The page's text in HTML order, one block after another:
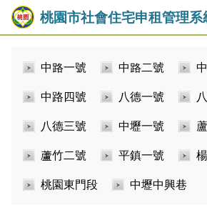
桃園市社會住宅申租管理系
中路一號 中路二號
中路四號 八德一號
八德三號 中壢一號
蘆竹二號 平鎮一號
桃園東門段 中壢中興巷